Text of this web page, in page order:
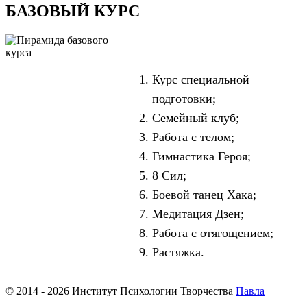
БАЗОВЫЙ КУРС
Курс специальной
подготовки;
Семейный клуб;
Работа с телом;
Гимнастика Героя;
8 Сил;
Боевой танец Хака;
Медитация Дзен;
Работа с отягощением;
Растяжка.
© 2014 - 2026 Институт Психологии Творчества Павла